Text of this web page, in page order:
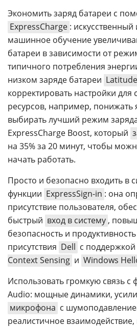
Экономить заряд батареи с
ExpressCharge : искусственный
машинное обучение
батареи в зависимости от
типичного потребления
низком заряде батареи
корректировать настройки для
ресурсов, например, понижать
выбирать лучший режим
ExpressCharge Boost, который
на 35% за 20 минут, чтобы
начать работать.
Просто и безопасно входить в
функции ExpressSign-in : она
присутствие пользователя,
быстрый вход в систему ,
безопасность и
присутствия Dell с поддержкой
Context Sensing и Windows
Использовать громкую связь
Audio: мощные динамики,
микрофона с
реалистичное взаимодействие,